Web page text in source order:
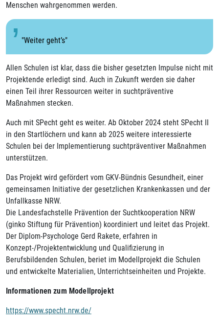
Menschen wahrgenommen werden.
"Weiter geht’s"
Allen Schulen ist klar, dass die bisher gesetzten Impulse nicht mit
Projektende erledigt sind. Auch in Zukunft werden sie daher
einen Teil ihrer Ressourcen weiter in suchtpräventive
Maßnahmen stecken.
Auch mit SPecht geht es weiter. Ab Oktober 2024 steht SPecht II
in den Startlöchern und kann ab 2025 weitere interessierte
Schulen bei der Implementierung suchtpräventiver Maßnahmen
unterstützen.
Das Projekt wird gefördert vom GKV-Bündnis Gesundheit, einer
gemeinsamen Initiative der gesetzlichen Krankenkassen und der
Unfallkasse NRW.
Die Landesfachstelle Prävention der Suchtkooperation NRW
(ginko Stiftung für Prävention) koordiniert und leitet das Projekt.
Der Diplom-Psychologe Gerd Rakete, erfahren in
Konzept-/Projektentwicklung und Qualifizierung in
Berufsbildenden Schulen, beriet im Modellprojekt die Schulen
und entwickelte Materialien, Unterrichtseinheiten und Projekte.
Informationen zum Modellprojekt
https://www.specht.nrw.de/